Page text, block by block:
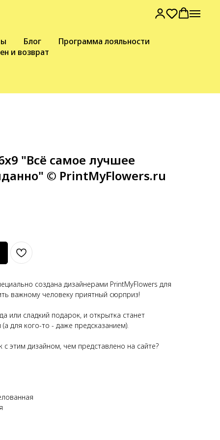
Блог
Программа лояльности
и возврат
"Всё самое лучшее
© PrintMyFlowers.ru
создана дизайнерами PrintMyFlowers для
важному человеку приятный сюрприз!
или сладкий подарок, и открытка станет
для кого-то - даже предсказанием).
этим дизайном, чем представлено на сайте?